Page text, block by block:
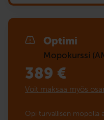
Optimi
Mopokurssi
389 €
Voit maksaa myös
Opi turvallisen mopolla